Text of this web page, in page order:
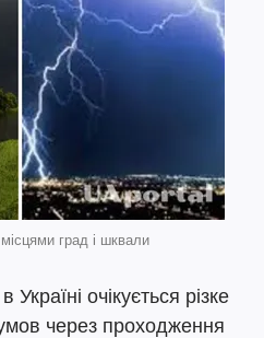
град і шквали
очікується різке
через проходження